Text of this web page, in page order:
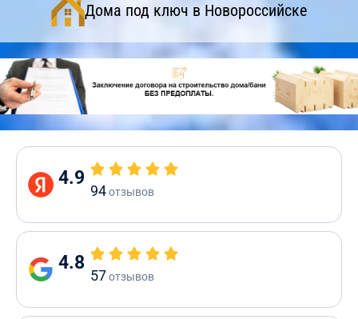
Дома под ключ в Новороссийске
4.9
94отзывов
4.8
57отзывов